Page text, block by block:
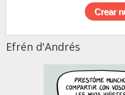
Efrén d'Andrés